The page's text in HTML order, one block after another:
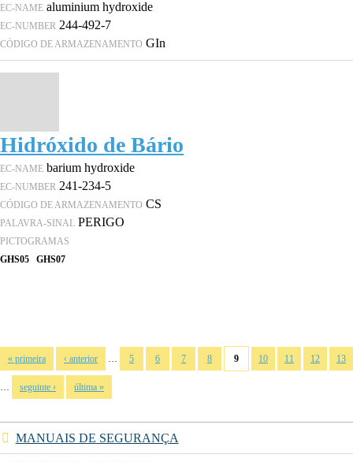
EC-NAME aluminium hydroxide
EC-NUMBER 244-492-7
CÓDIGO DE ARMAZENAMENTO GIn
Hidróxido de Bário
EC-NAME barium hydroxide
EC-NUMBER 241-234-5
CÓDIGO DE ARMAZENAMENTO CS
PALAVRA-SINAL PERIGO
PICTOGRAMAS
GHS05
GHS07
Páginas
« primeira ‹ anterior 5 6 7 8 9 10 11 12 13
seguinte › última »
MANUAIS DE SEGURANÇA